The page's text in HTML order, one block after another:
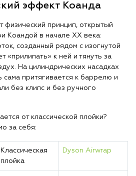
эффект Коанда
физический принцип, открытый
Коандой в начале XX века:
созданный рядом с изогнутой
«прилипать» к ней и тянуть за
На цилиндрических насадках
сама притягивается к баррелю и
без клипс и без ручного
от классической плойки?
за себя:
Классическая
плойка
Dyson Airwrap